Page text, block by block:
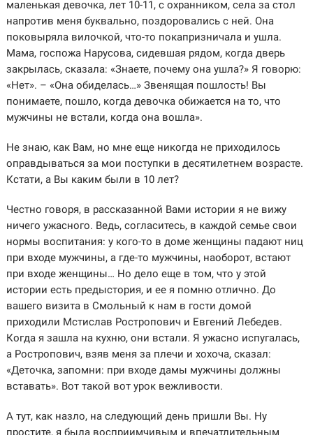
маленькая девочка, лет 10-11, с охранником, села за стол
напротив меня буквально, поздоровались с ней. Она
поковыряла вилочкой, что-то покапризничала и ушла.
Мама, госпожа Нарусова, сидевшая рядом, когда дверь
закрылась, сказала: «Знаете, почему она ушла?» Я говорю:
«Нет». – «Она обиделась…» Звенящая пошлость! Вы
понимаете, пошло, когда девочка обижается на то, что
мужчины не встали, когда она вошла».
Не знаю, как Вам, но мне еще никогда не приходилось
оправдываться за мои поступки в десятилетнем возрасте.
Кстати, а Вы каким были в 10 лет?
Честно говоря, в рассказанной Вами истории я не вижу
ничего ужасного. Ведь, согласитесь, в каждой семье свои
нормы воспитания: у кого-то в доме женщины падают ниц
при входе мужчины, а где-то мужчины, наоборот, встают
при входе женщины… Но дело еще в том, что у этой
истории есть предыстория, и ее я помню отлично. До
вашего визита в Смольный к нам в гости домой
приходили Мстислав Ростропович и Евгений Лебедев.
Когда я зашла на кухню, они встали. Я ужасно испугалась,
а Ростропович, взяв меня за плечи и хохоча, сказал:
«Деточка, запомни: при входе дамы мужчины должны
вставать». Вот такой вот урок вежливости.
А тут, как назло, на следующий день пришли Вы. Ну
простите, я была восприимчивым и впечатлительным